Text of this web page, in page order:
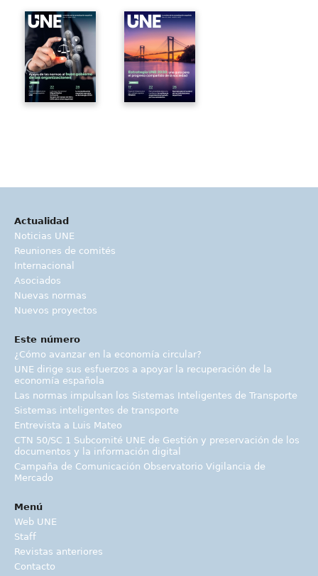
Actualidad
Noticias UNE
Reuniones de comités
Internacional
Asociados
Nuevas normas
Nuevos proyectos
Este número
¿Cómo avanzar en la economía circular?
UNE dirige sus esfuerzos a apoyar la recuperación de la
economía española
Las normas impulsan los Sistemas Inteligentes de Transporte
Sistemas inteligentes de transporte
Entrevista a Luis Mateo
CTN 50/SC 1 Subcomité UNE de Gestión y preservación de los
documentos y la información digital
Campaña de Comunicación Observatorio Vigilancia de
Mercado
Menú
Web UNE
Staff
Revistas anteriores
Contacto